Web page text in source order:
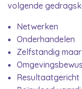
volgende
Netwerken
Onderhandelen
Zelfstandig
Resultaatgericht